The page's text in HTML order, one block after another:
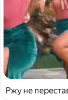
Ржу не